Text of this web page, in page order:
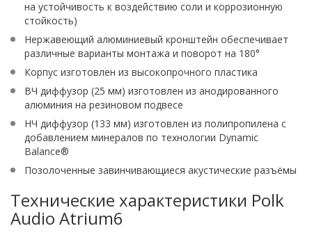
на устойчивость к воздействию соли и коррозионную
стойкость)
Нержавеющий алюминиевый кронштейн обеспечивает
различные варианты монтажа и поворот на 180°
Корпус изготовлен из высокопрочного пластика
ВЧ диффузор (25 мм) изготовлен из анодированного
алюминия на резиновом подвесе
НЧ диффузор (133 мм) изготовлен из полипропилена с
добавлением минералов по технологии Dynamic
Balance®
Позолоченные завинчивающиеся акустические разъёмы
Технические характеристики Polk
Audio Atrium6